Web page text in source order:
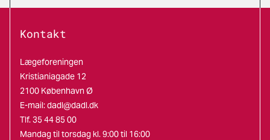
Kontakt
Lægeforeningen
Kristianiagade 12
2100 København Ø
E-mail:dadl@dadl.dk
Tlf. 35 44 85 00
Mandag til torsdag kl. 9:00 til 16:00